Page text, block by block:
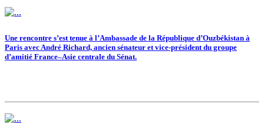
Une rencontre s’est tenue à l’Ambassade de la République d’Ouzbékistan à
Paris avec André Richard, ancien sénateur et vice-président du groupe
d’amitié France–Asie centrale du Sénat.